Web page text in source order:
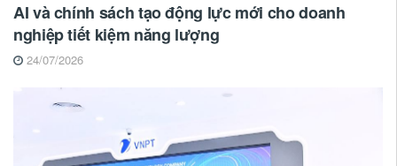
AI và chính sách tạo động lực mới cho doanh
nghiệp tiết kiệm năng lượng
24/07/2026